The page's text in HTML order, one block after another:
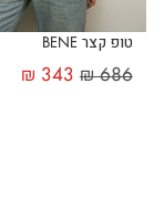
טופ קצר BENE
₪686
₪ 343